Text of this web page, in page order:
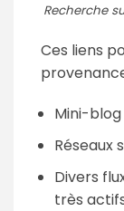
Recherche
Ces liens
Mini-blog
Réseaux
Divers
très